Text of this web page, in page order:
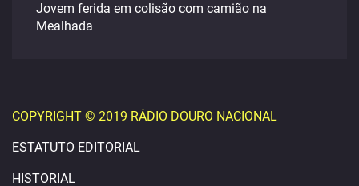
Jovem ferida em colisão com camião na
Mealhada
COPYRIGHT © 2019 RÁDIO DOURO NACIONAL
ESTATUTO EDITORIAL
HISTORIAL